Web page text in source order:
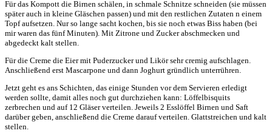
Für das Kompott die Birnen schälen, in schmale Schnitze schneiden (sie müssen
später auch in kleine Gläschen passen) und mit den restlichen Zutaten n einem
Topf aufsetzen. Nur so lange sacht kochen, bis sie noch etwas Biss haben (bei
mir waren das fünf Minuten). Mit Zitrone und Zucker abschmecken und
abgedeckt kalt stellen.
Für die Creme die Eier mit Puderzucker und Likör sehr cremig aufschlagen.
Anschließend erst Mascarpone und dann Joghurt gründlich unterrühren.
Jetzt geht es ans Schichten, das einige Stunden vor dem Servieren erledigt
werden sollte, damit alles noch gut durchziehen kann: Löffelbisquits
zerbrechen und auf 12 Gläser verteilen. Jeweils 2 Esslöffel Birnen und Saft
darüber geben, anschließend die Creme darauf verteilen. Glattstreichen und kalt
stellen.